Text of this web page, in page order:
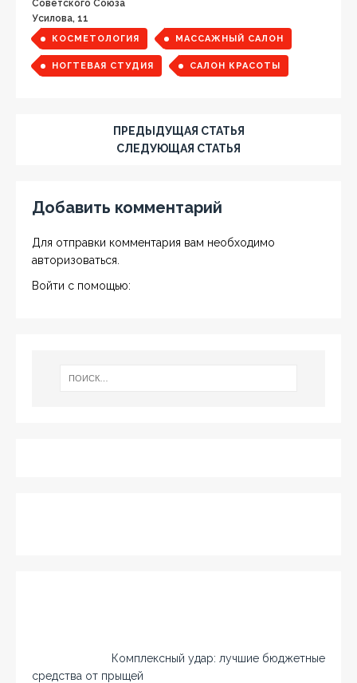
Советского Союза
Усилова, 11
КОСМЕТОЛОГИЯ МАССАЖНЫЙ САЛОН
НОГТЕВАЯ СТУДИЯ САЛОН КРАСОТЫ
ПРЕДЫДУЩАЯ СТАТЬЯ
СЛЕДУЮЩАЯ СТАТЬЯ
Добавить комментарий
Для отправки комментария вам необходимо
авторизоваться
Войти с помощью:
Комплексный удар: лучшие бюджетные
средства от прыщей